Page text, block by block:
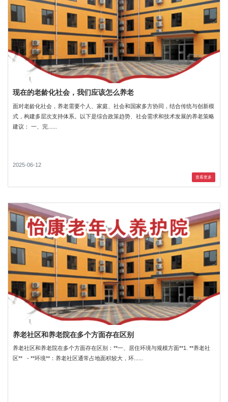
现在的老龄化社会，我们应该怎么养老
面对老龄化社会，养老需要个人、家庭、社会和国家多方协同，结合传统与创新模
式，构建多层次支持体系。以下是综合政策趋势、社会需求和技术发展的养老策略
建议： 一、完......
2025-06-12
查看更多
养老社区和养老院在多个方面存在区别
养老社区和养老院在多个方面存在区别：**一、居住环境与规模方面**1. **养老社
区** - **环境**：养老社区通常占地面积较大，环......